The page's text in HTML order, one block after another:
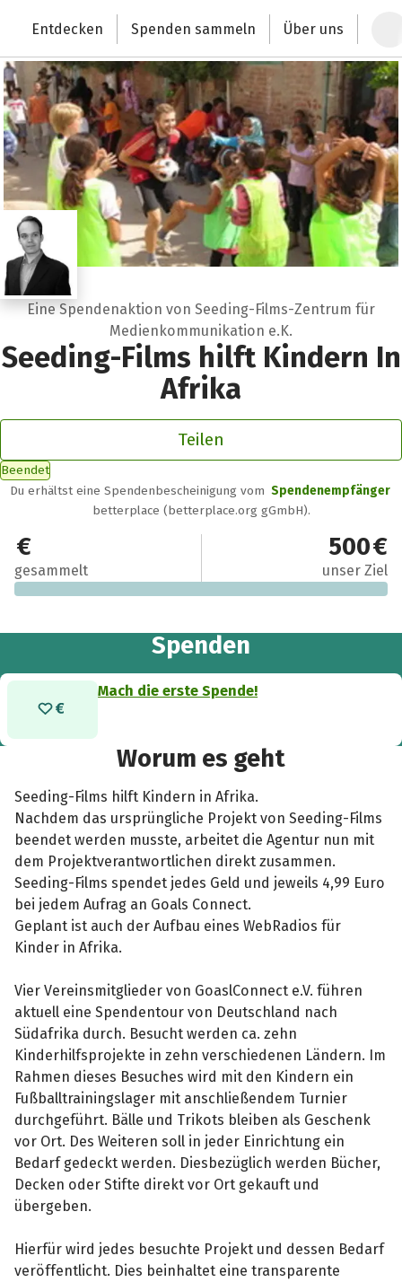
Deutschlands größte Spendenplattform
Entdecken Spenden sammeln Über uns
Eine Spendenaktion von Seeding-Films-Zentrum für
Medienkommunikation e.K.
Seeding-Films hilft Kindern In
Afrika
Teilen
Beendet
Du erhältst eine Spendenbescheinigung vom Spendenempfänger
betterplace (betterplace.org gGmbH).
0 €
gesammelt
500 €
unser Ziel
Spenden
Mach die erste Spende!
Worum es geht
Seeding-Films hilft Kindern in Afrika.
Nachdem das ursprüngliche Projekt von Seeding-Films
beendet werden musste, arbeitet die Agentur nun mit
dem Projektverantwortlichen direkt zusammen.
Seeding-Films spendet jedes Geld und jeweils 4,99 Euro
bei jedem Aufrag an Goals Connect.
Geplant ist auch der Aufbau eines WebRadios für
Kinder in Afrika.
Vier Vereinsmitglieder von GoaslConnect e.V. führen
aktuell eine Spendentour von Deutschland nach
Südafrika durch. Besucht werden ca. zehn
Kinderhilfsprojekte in zehn verschiedenen Ländern. Im
Rahmen dieses Besuches wird mit den Kindern ein
Fußballtrainingslager mit anschließendem Turnier
durchgeführt. Bälle und Trikots bleiben als Geschenk
vor Ort. Des Weiteren soll in jeder Einrichtung ein
Bedarf gedeckt werden. Diesbezüglich werden Bücher,
Decken oder Stifte direkt vor Ort gekauft und
übergeben.
Hierfür wird jedes besuchte Projekt und dessen Bedarf
veröffentlicht. Dies beinhaltet eine transparente